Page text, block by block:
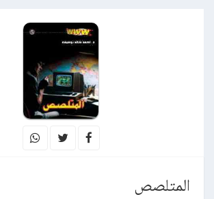
المتلصص